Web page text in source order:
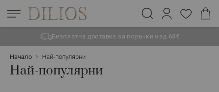
Безплатна доставка за поръчки над 68€
Начало Най-популярни
Най-популярни